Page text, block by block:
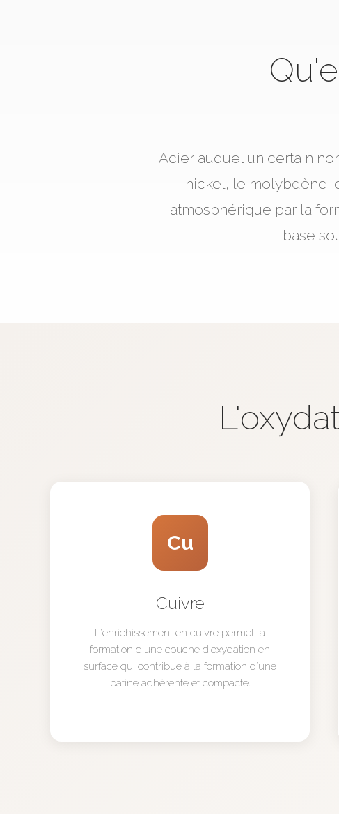
Acier auquel un certain
nickel, le molybdène,
atmosphérique par la
base
Cu
Cuivre
L'enrichissement en cuivre permet la
formation d'une couche d'oxydation en
surface qui contribue à la formation d'une
patine adhérente et compacte.